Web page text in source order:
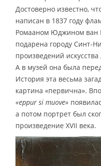
Достоверно известно,
написан в 1837 году
Ромааном Юджином ван
подарена городу Синт-
произведений
А в музей она была
История эта весьма
картина «первична».
«eppur si muove»
а потом портрет был
произведение XVII века.